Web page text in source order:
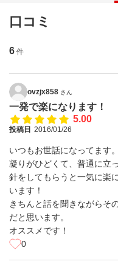
口コミ
6 件
ovzjx858 さん
一発で楽になります！
5.00
投稿日 2016/01/26
いつもお世話になってます。
凝りがひどくて、普通に立
針をしてもらうと一気に楽
います！
きちんと話を聞きながらそ
だと思います。
オススメです！
0